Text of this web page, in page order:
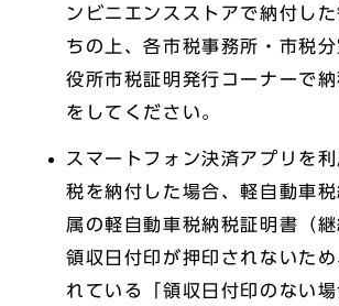
ンビニエンスストアで納付し
ちの上、各市税事務所・市税
役所市税証明発行コーナーで
をしてください。
スマートフォン決済アプリを
税を納付した場合、軽自動車
属の軽自動車税納税証明書（
領収日付印が押印されないた
れている「領収日付印のない